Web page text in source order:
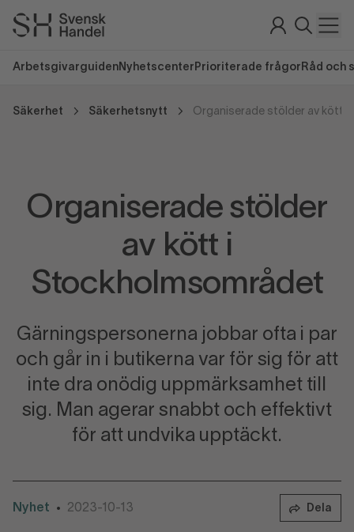
Arbetsgivarguiden Nyhetscenter Prioriterade frågor Råd och
Säkerhet Säkerhetsnytt
Organiserade stölder
av kött i
Stockholmsområdet
Gärningspersonerna jobbar ofta i par
och går in i butikerna var för sig för att
inte dra onödig uppmärksamhet till
sig. Man agerar snabbt och effektivt
för att undvika upptäckt.
Nyhet • 2023-10-13 Dela